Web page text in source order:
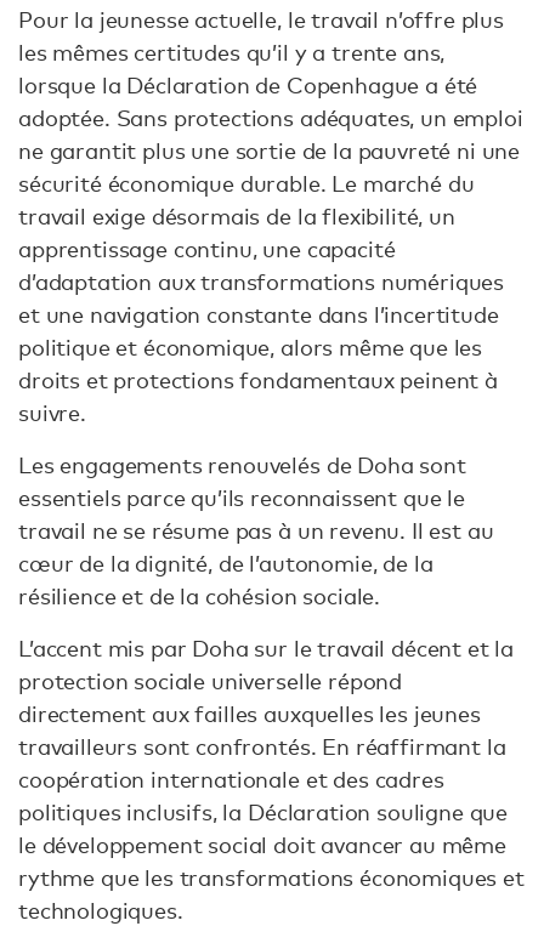
Pour la jeunesse actuelle, le travail n’offre plus
les mêmes certitudes qu’il y a trente ans,
lorsque la Déclaration de Copenhague a été
adoptée. Sans protections adéquates, un emploi
ne garantit plus une sortie de la pauvreté ni une
sécurité économique durable. Le marché du
travail exige désormais de la flexibilité, un
apprentissage continu, une capacité
d’adaptation aux transformations numériques
et une navigation constante dans l’incertitude
politique et économique, alors même que les
droits et protections fondamentaux peinent à
suivre.
Les engagements renouvelés de Doha sont
essentiels parce qu’ils reconnaissent que le
travail ne se résume pas à un revenu. Il est au
cœur de la dignité, de l’autonomie, de la
résilience et de la cohésion sociale.
L’accent mis par Doha sur le travail décent et la
protection sociale universelle répond
directement aux failles auxquelles les jeunes
travailleurs sont confrontés. En réaffirmant la
coopération internationale et des cadres
politiques inclusifs, la Déclaration souligne que
le développement social doit avancer au même
rythme que les transformations économiques et
technologiques.